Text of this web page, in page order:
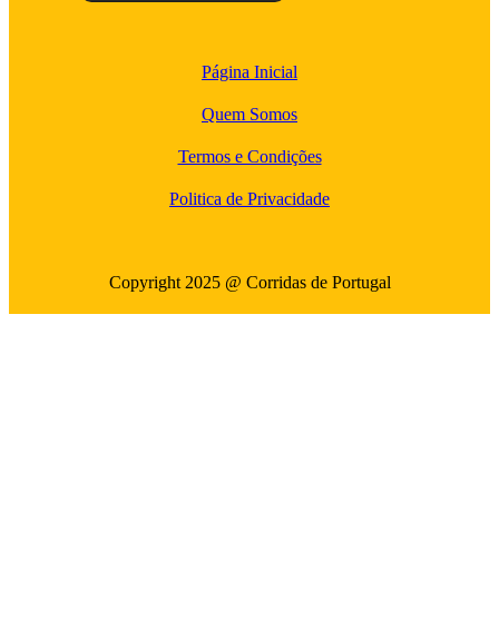
Página Inicial
Quem Somos
Termos e Condições
Politica de Privacidade
Copyright 2025 @ Corridas de Portugal